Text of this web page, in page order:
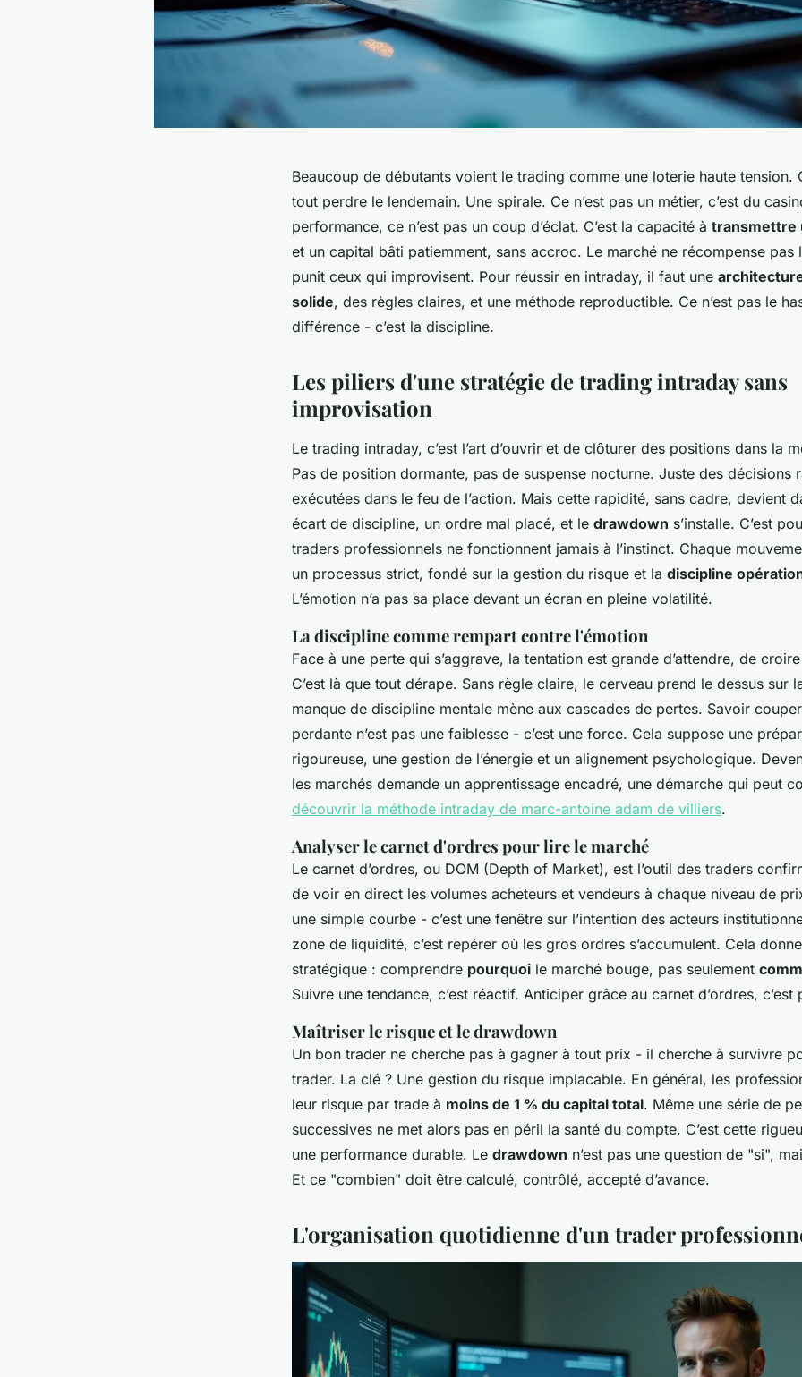
Beaucoup de débutants voient le trading comme une loterie haute tension.
tout perdre le lendemain. Une spirale. Ce n’est pas un métier, c’est du
performance, ce n’est pas un coup d’éclat. C’est la capacité à transmettre
et un capital bâti patiemment, sans accroc. Le marché ne récompense pas
punit ceux qui improvisent. Pour réussir en intraday, il faut une
solide, des règles claires, et une méthode reproductible. Ce n’est pas le
différence - c’est la discipline.
Les piliers d'une stratégie de trading intraday sans
improvisation
Le trading intraday, c’est l’art d’ouvrir et de clôturer des positions dans la
Pas de position dormante, pas de suspense nocturne. Juste des décisions
exécutées dans le feu de l’action. Mais cette rapidité, sans cadre, devient
écart de discipline, un ordre mal placé, et le drawdown s’installe. C’est
traders professionnels ne fonctionnent jamais à l’instinct. Chaque
un processus strict, fondé sur la gestion du risque et la discipline
L’émotion n’a pas sa place devant un écran en pleine volatilité.
La discipline comme rempart contre l'émotion
Face à une perte qui s’aggrave, la tentation est grande d’attendre, de
C’est là que tout dérape. Sans règle claire, le cerveau prend le dessus sur
manque de discipline mentale mène aux cascades de pertes. Savoir
perdante n’est pas une faiblesse - c’est une force. Cela suppose une
rigoureuse, une gestion de l’énergie et un alignement psychologique.
les marchés demande un apprentissage encadré, une démarche qui peut
découvrir la méthode intraday de marc-antoine adam de villiers.
Analyser le carnet d'ordres pour lire le marché
Le carnet d’ordres, ou DOM (Depth of Market), est l’outil des traders
de voir en direct les volumes acheteurs et vendeurs à chaque niveau de
une simple courbe - c’est une fenêtre sur l’intention des acteurs
zone de liquidité, c’est repérer où les gros ordres s’accumulent. Cela
stratégique : comprendre pourquoi le marché bouge, pas seulement
Suivre une tendance, c’est réactif. Anticiper grâce au carnet d’ordres, c’est
Maîtriser le risque et le drawdown
Un bon trader ne cherche pas à gagner à tout prix - il cherche à survivre
trader. La clé ? Une gestion du risque implacable. En général, les
leur risque par trade à moins de 1 % du capital total. Même une série de
successives ne met alors pas en péril la santé du compte. C’est cette
une performance durable. Le drawdown n’est pas une question de "si",
Et ce "combien" doit être calculé, contrôlé, accepté d’avance.
L'organisation quotidienne d'un trader